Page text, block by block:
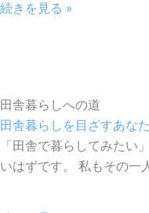
続きを見る »
田舎暮らしへの道
田舎暮らしを目ざすあな
「田舎で暮らしてみたい
いはずです。 私もその一